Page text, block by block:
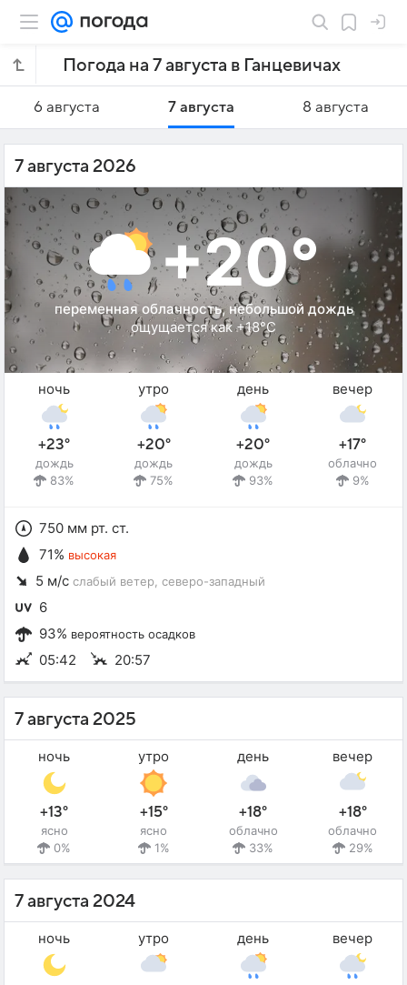
Погода на 7 августа в Ганцевичах
6 августа 7 августа 8 августа
7 августа 2026
+20°
переменная облачность, небольшой дождь
ощущается как +18°C
ночь
+23°
дождь
83%
утро
+20°
дождь
75%
день
+20°
дождь
93%
вечер
+17°
облачно
9%
750 мм рт. ст.
71% высокая
5 м/с слабый ветер , северо-западный
6
93% вероятность осадков
05:42 20:57
7 августа 2025
ночь
+13°
ясно
0%
утро
+15°
ясно
1%
день
+18°
облачно
33%
вечер
+18°
облачно
29%
7 августа 2024
ночь утро день вечер